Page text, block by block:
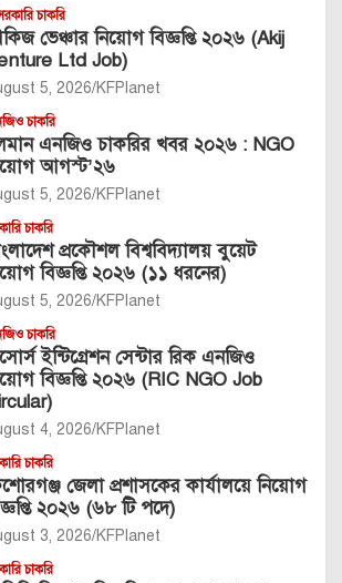
চাকরি
ভেঞ্চার নিয়োগ বিজ্ঞপ্তি ২০২৬ (Akij
Ltd Job)
5, 2026 KFPlanet
চাকরি
এনজিও চাকরির খবর ২০২৬ : NGO
আগস্ট’২৬
5, 2026 KFPlanet
চাকরি
প্রকৌশল বিশ্ববিদ্যালয় বুয়েট
বিজ্ঞপ্তি ২০২৬ (১১ ধরনের)
5, 2026 KFPlanet
চাকরি
ইন্টিগ্রেশন সেন্টার রিক এনজিও
বিজ্ঞপ্তি ২০২৬ (RIC NGO Job
4, 2026 KFPlanet
চাকরি
জেলা প্রশাসকের কার্যালয়ে নিয়োগ
২০২৬ (৬৮ টি পদে)
3, 2026 KFPlanet
চাকরি